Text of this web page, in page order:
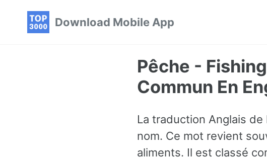
Download Mobile App
Pêche -
Commun En
La traduction Anglais
nom. Ce mot revient
aliments. Il est classé